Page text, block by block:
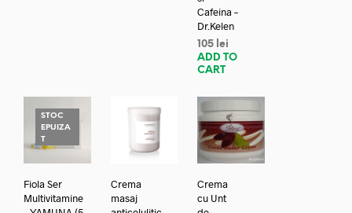
Cafeina –
Dr.Kelen
105 lei
ADD TO
CART
STOC
EPUIZA
T
Fiola Ser
Multivitamine
Crema
masaj
Crema
cu Unt